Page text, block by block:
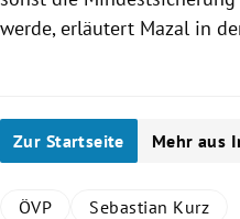
werde, erläutert Mazal in
Zur Startseite Mehr aus
ÖVP Sebastian Kurz